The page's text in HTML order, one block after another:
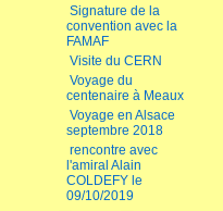
Signature de la
convention avec la
FAMAF
Visite du CERN
Voyage du
centenaire à Meaux
Voyage en Alsace
septembre 2018
rencontre avec
l'amiral Alain
COLDEFY le
09/10/2019